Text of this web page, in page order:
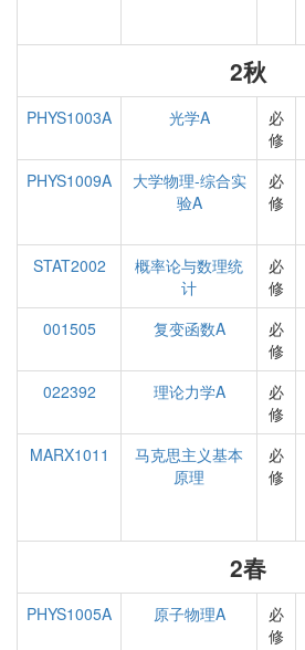
2秋
PHYS1003A 光学A
必
修
PHYS1009A
大学物理-综合实
验A
必
修
STAT2002
概率论与数理统
计
必
修
001505
复变函数A
必
修
022392
理论力学A
必
修
MARX1011
马克思主义基本
原理
必
修
2春
PHYS1005A 原子物理A
必
修